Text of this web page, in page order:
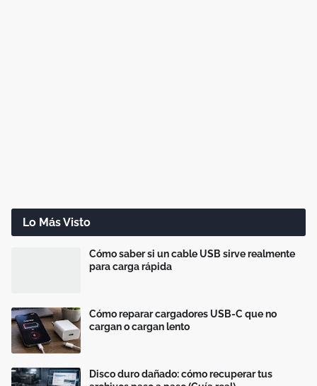
Lo Más Visto
Cómo saber si un cable USB sirve realmente
para carga rápida
Cómo reparar cargadores USB-C que no
cargan o cargan lento
Disco duro dañado: cómo recuperar tus